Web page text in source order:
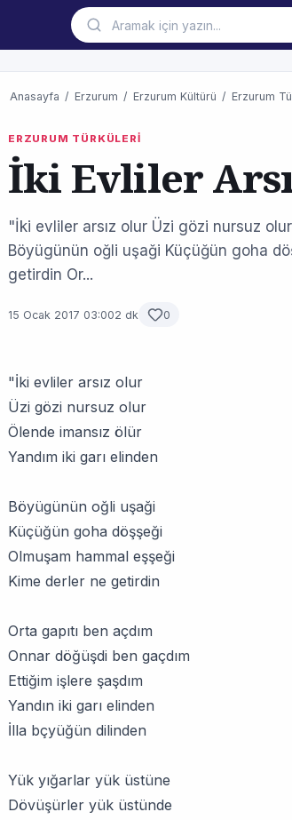
Anasayfa / Erzurum / Erzurum Kültürü / Erzurum
ERZURUM TÜRKÜLERİ
İki Evliler
"İki evliler arsız olur Üzi gözi nursuz
Böyügünün oğli uşaği Küçüğün goha
getirdin Or...
15 Ocak 2017 03:002 dk 0
"İki evliler arsız olur
Üzi gözi nursuz olur
Ölende imansız ölür
Yandım iki garı elinden
Böyügünün oğli uşaği
Küçüğün goha döşşeği
Olmuşam hammal eşşeği
Kime derler ne getirdin
Orta gapıtı ben açdım
Onnar döğüşdi ben gaçdım
Ettiğim işlere şaşdım
Yandın iki garı elinden
İlla bçyüğün dilinden
Yük yığarlar yük üstüne
Dövüşürler yük üstünde